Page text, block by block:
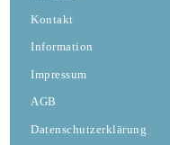
Kontakt
Information
Impressum
AGB
Datenschutzerklärung